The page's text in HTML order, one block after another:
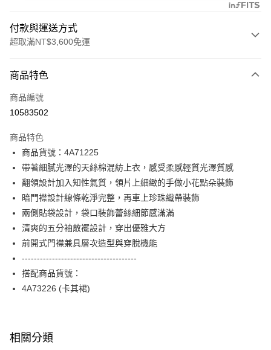
付款與運送方式
超取滿NT$3,600免運
信用卡一次付款
信用卡分期付款
合作金庫商業銀行
華南商業銀行
上海商業儲蓄銀行
台北富邦商業銀行
國泰世華商業銀行
兆豐國際商業銀行
臺灣中小企業銀行
台中商業銀行
匯豐（台灣）商業銀行
華泰商業銀行
聯邦商業銀行
遠東國際商業銀行
元大商業銀行
永豐商業銀行
玉山商業銀行
星展（台灣）商業銀行
台新國際商業銀行
台灣樂天信用卡公司
超商取貨付款
LINE Pay
Apple Pay
街口支付
AFTEE先享後付是「在收到商品之後才付款」的支付方式。 讓您購物簡單
便利好安心！
【「AFTEE先享後付」結帳流程】
ATM付款
每筆NT$90，滿NT$3,600(含以上)免運費
商品特色
商品編號
10583502
商品特色
商品貨號：4A71225
帶著細膩光澤的天絲棉混紡上衣，感受柔感輕質光澤質感
翻領設計加入知性氣質，領片上細緻的手做小花點朵裝飾
暗門襟設計線條乾淨完整，再車上珍珠織帶裝飾
兩側貼袋設計，袋口裝飾蕾絲細節感滿滿
清爽的五分袖散襬設計，穿出優雅大方
前開式門襟兼具層次造型與穿脫機能
--------------------------------------
搭配商品貨號：
4A73226 (卡其裙)
相關分類